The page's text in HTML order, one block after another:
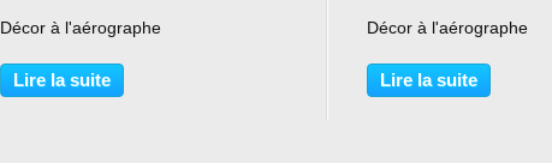
Décor à l'aérographe
Lire la suite
Décor à l'aérographe
Lire la suite